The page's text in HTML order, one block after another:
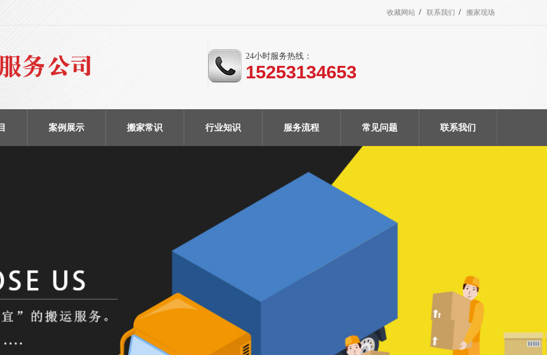
收藏网站 / 联系我们 / 搬家现场
24小时服务热线：
15253134653
案例展示 搬家常识 行业知识 服务流程 常见问题 联系我们